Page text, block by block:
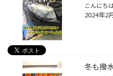
2024年2
冬も撥